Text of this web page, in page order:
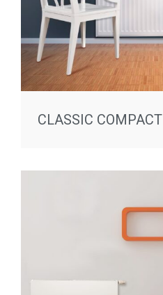
CLASSIC COMPACT